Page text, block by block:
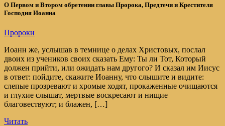
О Первом и Втором обретении главы Пророка, Предтечи и Крестителя
Господня Иоанна
Пророки
Иоанн же, услышав в темнице о делах Христовых, послал
двоих из учеников своих сказать Ему: Ты ли Тот, Который
должен прийти, или ожидать нам другого? И сказал им Иисус
в ответ: пойдите, скажите Иоанну, что слышите и видите:
слепые прозревают и хромые ходят, прокаженные очищаются
и глухие слышат, мертвые воскресают и нищие
благовествуют; и блажен, […]
Читать